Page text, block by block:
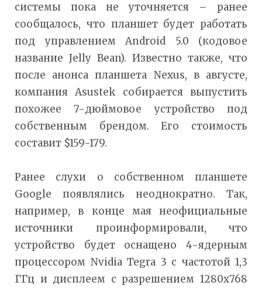
системы пока не уточняется – ранее
сообщалось, что планшет будет работать
под управлением Android 5.0 (кодовое
название Jelly Bean). Известно также, что
после анонса планшета Nexus, в августе,
компания Asustek собирается выпустить
похожее 7-дюймовое устройство под
собственным брендом. Его стоимость
составит $159-179.
Ранее слухи о собственном планшете
Google появлялись неоднократно. Так,
например, в конце мая неофициальные
источники проинформировали, что
устройство будет оснащено 4-ядерным
процессором Nvidia Tegra 3 с частотой 1,3
ГГц и дисплеем с разрешением 1280x768